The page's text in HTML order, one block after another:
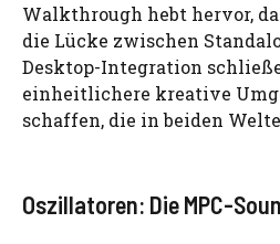
Walkthrough hebt hervor,
die Lücke zwischen
Desktop-Integration
einheitlichere kreative
schaffen, die in beiden
Oszillatoren: Die MPC-